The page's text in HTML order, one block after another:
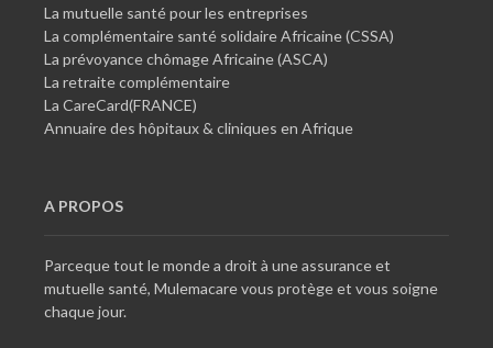
La mutuelle santé pour les entreprises
La complémentaire santé solidaire Africaine (CSSA)
La prévoyance chômage Africaine (ASCA)
La retraite complémentaire
La CareCard(FRANCE)
Annuaire des hôpitaux & cliniques en Afrique
A PROPOS
Parceque tout le monde a droit à une assurance et
mutuelle santé, Mulemacare vous protège et vous soigne
chaque jour.